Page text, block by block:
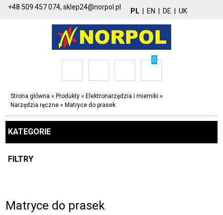
+48 509 457 074,sklep24@norpol.pl PL EN DE UK
0
Strona główna » Produkty » Elektronarzędzia i mierniki »
Narzędzia ręczne » Matryce do prasek
KATEGORIE
FILTRY
Matryce do prasek